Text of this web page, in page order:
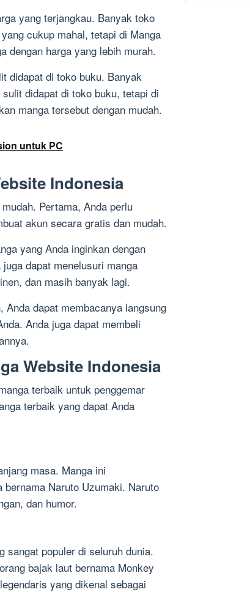
yang terjangkau. Banyak toko
cukup mahal, tetapi di Manga
dengan harga yang lebih murah.
didapat di toko buku. Banyak
didapat di toko buku, tetapi di
manga tersebut dengan mudah.
untuk PC
Indonesia
Pertama, Anda perlu
akun secara gratis dan mudah.
yang Anda inginkan dengan
dapat menelusuri manga
dan masih banyak lagi.
Anda dapat membacanya langsung
Anda juga dapat membeli
Website Indonesia
terbaik untuk penggemar
terbaik yang dapat Anda
masa. Manga ini
bernama Naruto Uzumaki. Naruto
dan humor.
sangat populer di seluruh dunia.
bajak laut bernama Monkey
yang dikenal sebagai